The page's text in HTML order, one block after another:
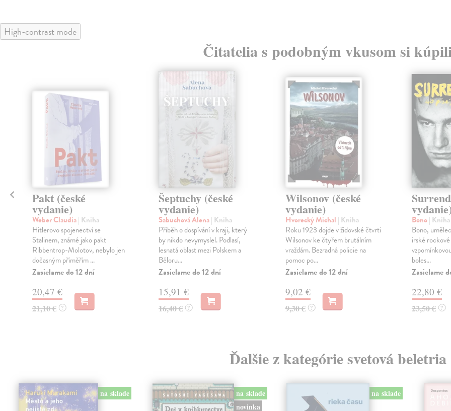
High-contrast mode
Čitatelia s podobným vkusom si
Pakt (české
vydanie)
Weber Claudia| Kniha
Hitlerovo spojenectví se
Stalinem, známé jako pakt
Ribbentrop-Molotov, nebylo jen
dočasným příměřím ...
Zasielame do 12 dní
20,47 €
21,10 € ?
Šeptuchy (české
vydanie)
Sabuchová Alena| Kniha
Příběh o dospívání v kraji, který
by nikdo nevymyslel. Podlasí,
lesnatá oblast mezi Polskem a
Běloru...
Zasielame do 12 dní
15,91 €
16,40 € ?
Wilsonov (české
vydanie)
Hvorecký Michal | Kniha
Roku 1923 dojde v židovské čtvrti
Wilsonov ke čtyřem brutálním
vraždám. Bezradná policie na
pomoc po...
Zasielame do 12 dní
9,02 €
9,30 € ?
Bono| Kniha
Bono,
irské
boles...
Zasielame
22,80 €
23,50 € ?
Ďalšie z kategórie svetová beletria
na sklade
na sklade
novinka
na sklade